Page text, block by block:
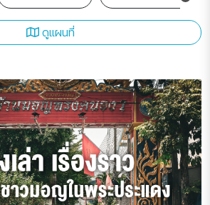
นเขียวขจี ตลอดจนกิจกรรมเวิร์กชอป
ทดลองใช้ชีวิตแบบยั่งยืน พระประแดง
ม และความร่วมสมัยได้อย่างกลมกลืน.
ดูแผนที่